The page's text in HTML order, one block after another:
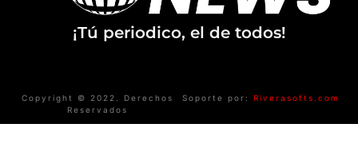
¡Tú periodico, el de todos!
Copyright © 2022. Derechos
Reservados
Soporte por: Riverasofts.com